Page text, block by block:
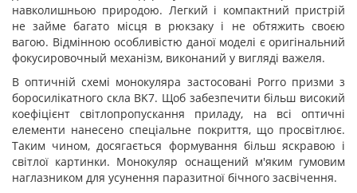
навколишньою природою. Легкий і компактний пристрій
не займе багато місця в рюкзаку і не обтяжить своєю
вагою. Відмінною особливістю даної моделі є оригінальний
фокусировочный механізм, виконаний у вигляді важеля.
В оптичній схемі монокуляра застосовані Porro призми з
боросилікатного скла BK7. Щоб забезпечити більш високий
коефіцієнт світлопропускання приладу, на всі оптичні
елементи нанесено спеціальне покриття, що просвітлює.
Таким чином, досягається формування більш яскравою і
світлої картинки. Монокуляр оснащений м'яким гумовим
наглазником для усунення паразитної бічного засвічення.